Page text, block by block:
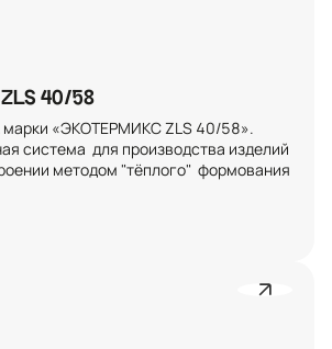
40/58
марки «ЭКОТЕРМИКС ZLS 40/58».
система  для производства изделий
методом "тёплого"  формования